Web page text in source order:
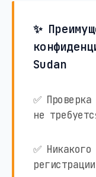
✨
Sudan
✅
не
✅
регистрации